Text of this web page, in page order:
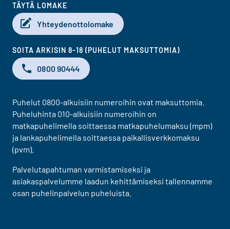
TÄYTÄ LOMAKE
Yhteydenottolomake
SOITA ARKISIN 8-18 (PUHELUT MAKSUTTOMIA)
0800 90444
Puhelut 0800-alkuisiin numeroihin ovat maksuttomia.
Puheluhinta 010-alkuisiin numeroihin on
matkapuhelimella soittaessa matkapuhelumaksu (mpm)
ja lankapuhelimella soittaessa paikallisverkkomaksu
(pvm).
Palvelutapahtuman varmistamiseksi ja
asiakaspalvelumme laadun kehittämiseksi tallennamme
osan puhelinpalvelun puheluista.